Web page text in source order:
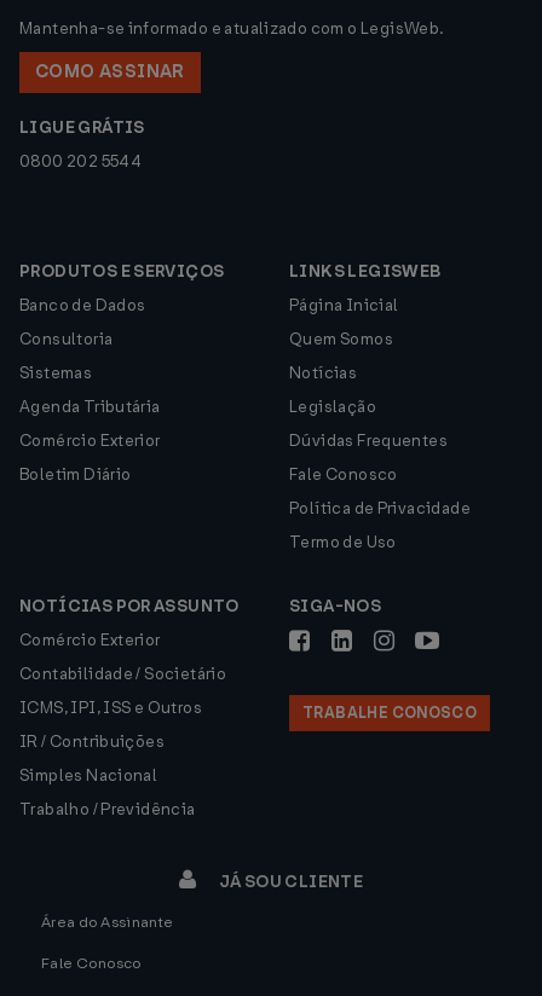
Mantenha-se informado e atualizado com o LegisWeb.
COMO ASSINAR
LIGUE GRÁTIS
0800 202 5544
PRODUTOS E SERVIÇOS
Banco de Dados
Consultoria
Sistemas
Agenda Tributária
Comércio Exterior
Boletim Diário
LINKS LEGISWEB
Página Inicial
Quem Somos
Notícias
Legislação
Dúvidas Frequentes
Fale Conosco
Política de Privacidade
Termo de Uso
NOTÍCIAS POR ASSUNTO
Comércio Exterior
Contabilidade / Societário
ICMS, IPI, ISS e Outros
IR / Contribuições
Simples Nacional
Trabalho / Previdência
SIGA-NOS
TRABALHE CONOSCO
JÁ SOU CLIENTE
Área do Assinante
Fale Conosco